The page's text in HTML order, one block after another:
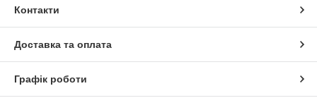
Контакти
Доставка та оплата
Графік роботи